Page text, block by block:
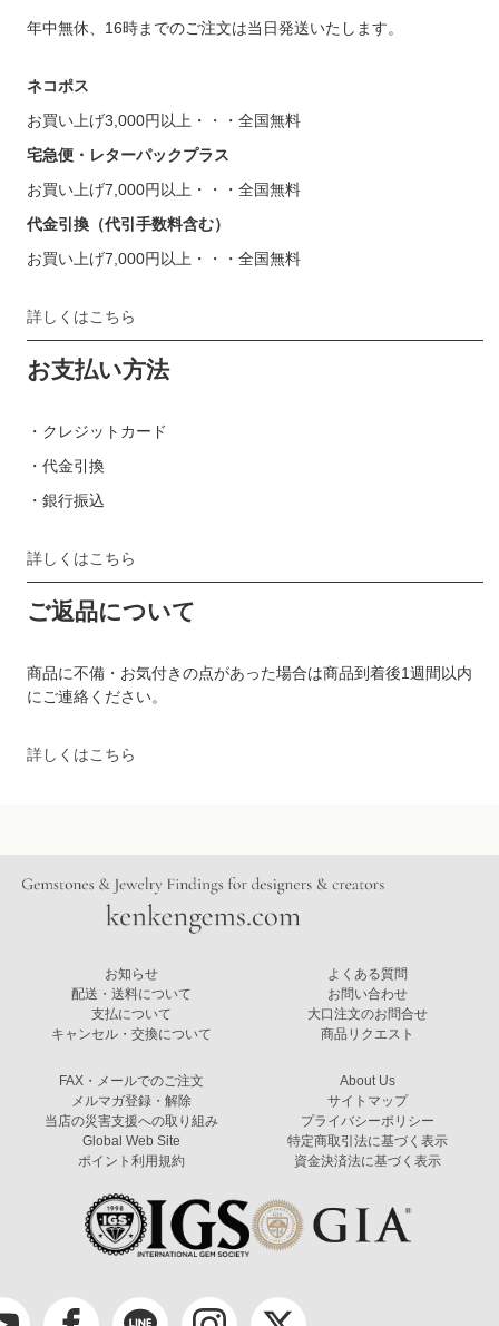
年中無休、16時までのご注文は当日発送いたします。
ネコポス
お買い上げ3,000円以上・・・全国無料
宅急便・レターパックプラス
お買い上げ7,000円以上・・・全国無料
代金引換（代引手数料含む）
お買い上げ7,000円以上・・・全国無料
詳しくはこちら
お支払い方法
・クレジットカード
・代金引換
・銀行振込
詳しくはこちら
ご返品について
商品に不備・お気付きの点があった場合は商品到着後1週間以内
にご連絡ください。
詳しくはこちら
お知らせ
配送・送料について
支払について
キャンセル・交換について
よくある質問
お問い合わせ
大口注文のお問合せ
商品リクエスト
FAX・メールでのご注文
メルマガ登録・解除
当店の災害支援への取り組み
Global Web Site
ポイント利用規約
About Us
サイトマップ
プライバシーポリシー
特定商取引法に基づく表示
資金決済法に基づく表示